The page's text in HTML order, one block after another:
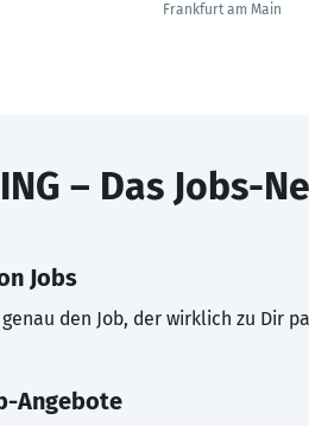
Frankfurt am Main
– Das Jobs-
Jobs
den Job, der wirklich zu Dir
Angebote